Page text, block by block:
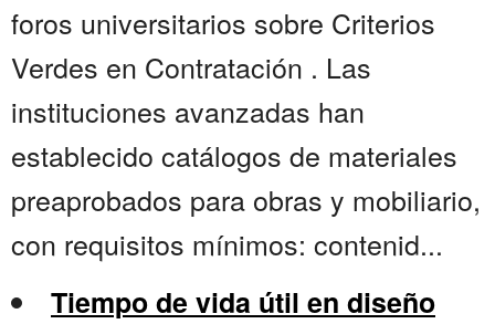
foros universitarios sobre Criterios
Verdes en Contratación . Las
instituciones avanzadas han
establecido catálogos de materiales
preaprobados para obras y mobiliario,
con requisitos mínimos: contenid...
Tiempo de vida útil en diseño